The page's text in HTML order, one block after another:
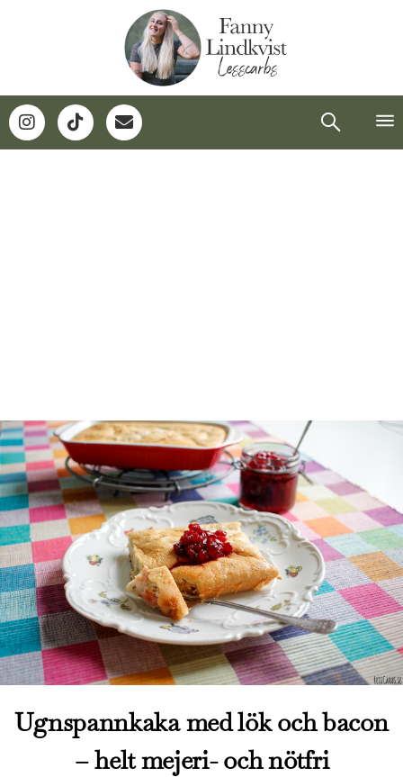
Ugnspannkaka med lök och bacon
– helt mejeri- och nötfri